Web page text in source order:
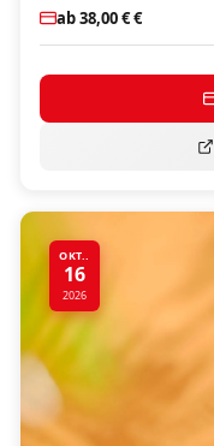
ab 38,00 € €
OKT..
16
2026